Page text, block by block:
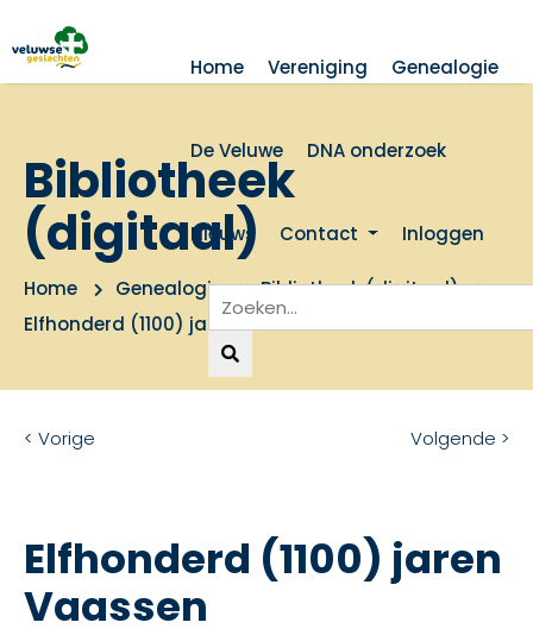
Home Vereniging Genealogie
De Veluwe DNA onderzoek
Nieuws Contact Inloggen
Bibliotheek
(digitaal)
Home Genealogie
Bibliotheek (digitaal)
Elfhonderd (1100) jaren Vaassen
< Vorige Volgende >
Elfhonderd (1100) jaren
Vaassen